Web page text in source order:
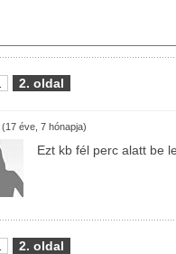
2. oldal
(17 éve, 7 hónapja)
Ezt kb fél perc alatt be
2. oldal